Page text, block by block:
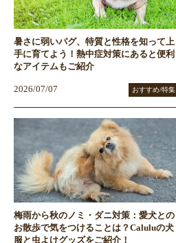
暑さに弱いパグ、特質と性格を知って上
手に育てよう！熱中症対策にあると便利
なアイテムもご紹介
2026/07/07 おすすめ/特集
梅雨から秋のノミ・ダニ対策：愛犬との
お散歩で気をつけることは？Caluluの犬
服と虫よけグッズをご紹介！